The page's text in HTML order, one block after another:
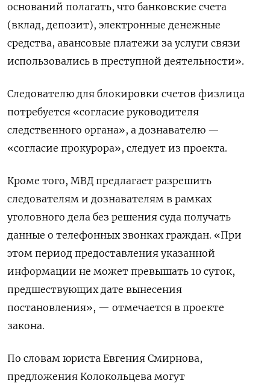
оснований полагать, что банковские счета
(вклад, депозит), электронные денежные
средства, авансовые платежи за услуги связи
использовались в преступной деятельности».
Следователю для блокировки счетов физлица
потребуется «согласие руководителя
следственного органа», а дознавателю —
«согласие прокурора», следует из проекта.
Кроме того, МВД предлагает разрешить
следователям и дознавателям в рамках
уголовного дела без решения суда получать
данные о телефонных звонках граждан. «При
этом период предоставления указанной
информации не может превышать 10 суток,
предшествующих дате вынесения
постановления», — отмечается в проекте
закона.
По словам юриста Евгения Смирнова,
предложения Колокольцева могут